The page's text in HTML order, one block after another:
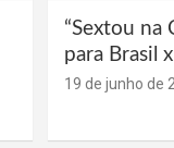
“Sextou na
para Brasil
19 de junho de